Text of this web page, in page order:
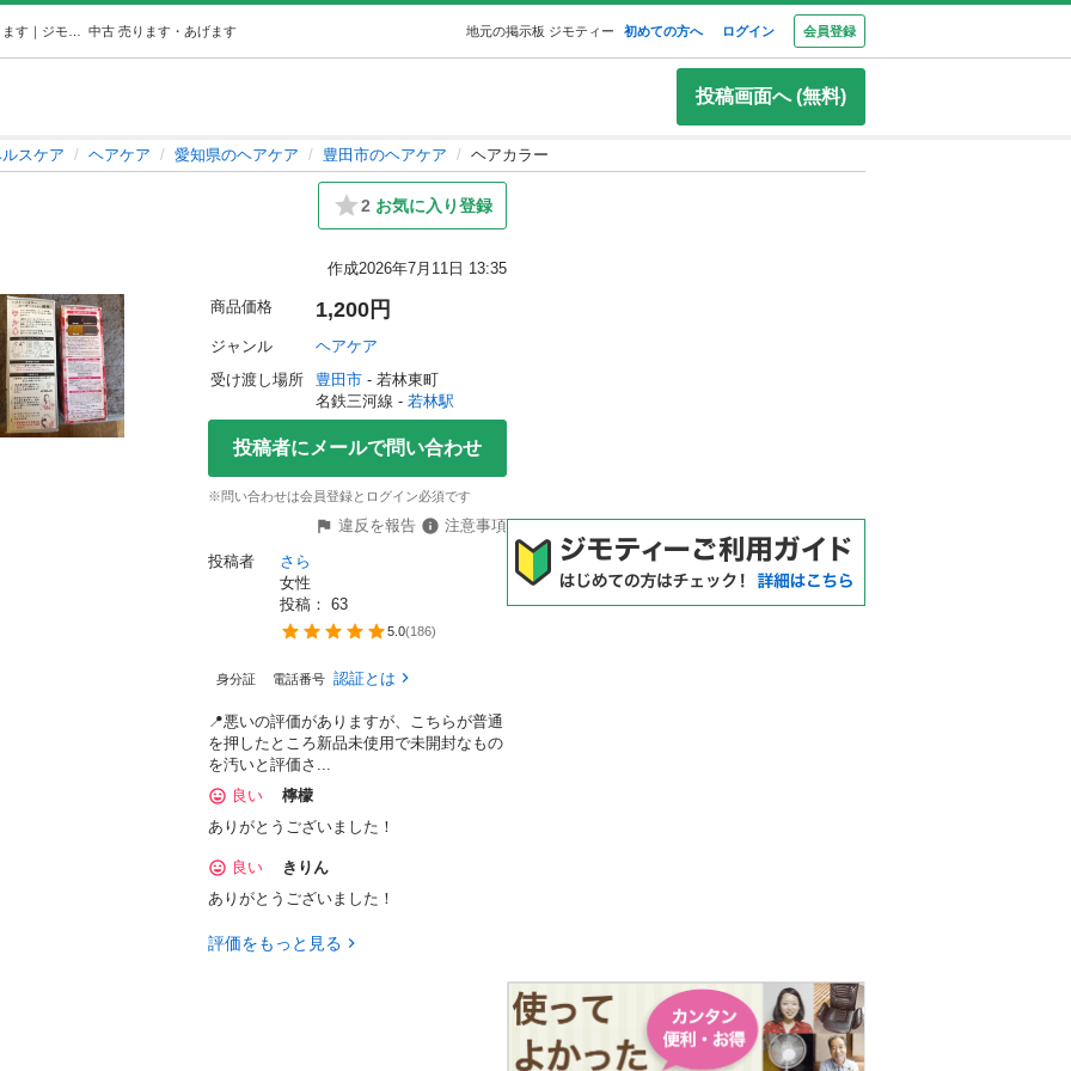
中古 売ります・あげます 地元の掲示板 ジモティー 初めての方へ ログイン 会員登録
投稿画面へ (無料)
スケア ヘアケア 愛知県のヘアケア 豊田市のヘアケア ヘアカラー
2 お気に入り登録
作成2026年7月11日 13:35
商品価格 1,200円
ジャンル
ヘアケア
受け渡し場所
豊田市 - 若林東町
名鉄三河線 - 若林駅
投稿者にメールで問い合わせ
※問い合わせは会員登録とログイン必須です
違反を報告
注意事項
投稿者
さら
女性
投稿： 63
5.0(186)
身分証 電話番号 認証とは
📍悪いの評価がありますが、こちらが普通
を押したところ新品未使用で未開封なもの
を汚いと評価さ...
良い
檸檬
ありがとうございました！
良い
きりん
ありがとうございました！
評価をもっと見る